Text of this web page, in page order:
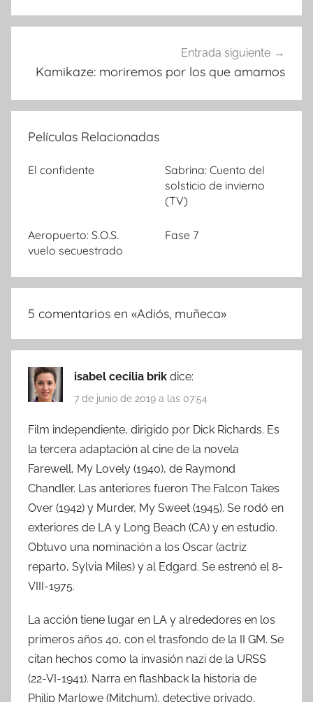
Entrada siguiente
Kamikaze: moriremos por los que amamos
Películas Relacionadas
El confidente
Sabrina: Cuento del
solsticio de invierno
(TV)
Aeropuerto: S.O.S.
vuelo secuestrado
Fase 7
5 comentarios en «Adiós, muñeca»
isabel cecilia brik dice:
7 de junio de 2019 a las 07:54
Film independiente, dirigido por Dick Richards. Es
la tercera adaptación al cine de la novela
Farewell, My Lovely (1940), de Raymond
Chandler. Las anteriores fueron The Falcon Takes
Over (1942) y Murder, My Sweet (1945). Se rodó en
exteriores de LA y Long Beach (CA) y en estudio.
Obtuvo una nominación a los Oscar (actriz
reparto, Sylvia Miles) y al Edgard. Se estrenó el 8-
VIII-1975.
La acción tiene lugar en LA y alrededores en los
primeros años 40, con el trasfondo de la II GM. Se
citan hechos como la invasión nazi de la URSS
(22-VI-1941). Narra en flashback la historia de
Philip Marlowe (Mitchum), detective privado,